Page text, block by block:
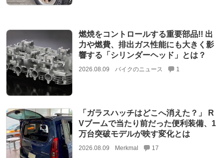
燃焼をコントロールする重要部品!! 出
力や燃費、排出ガス性能にも大きく影
響する「シリンダーヘッド」とは？
2026.08.09 バイクのニュース 1
「ガラスハッチはどこへ消えた？」 R
Vブームで当たり前だった便利装備、1
万台突破モデルが映す変化とは
2026.08.09 Merkmal 17